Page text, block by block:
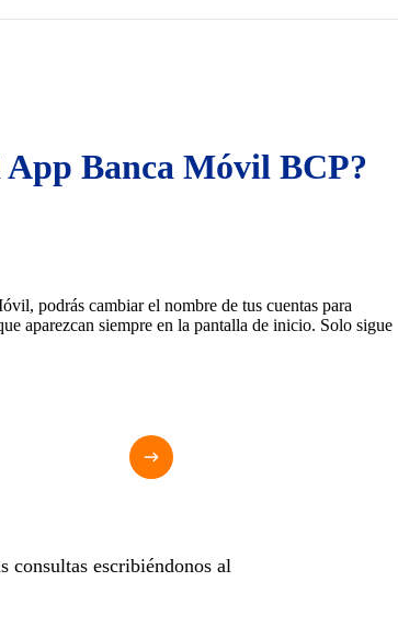
Banca Móvil BCP?
podrás cambiar el nombre de tus cuentas para
aparezcan siempre en la pantalla de inicio. Solo sigue
consultas escribiéndonos al